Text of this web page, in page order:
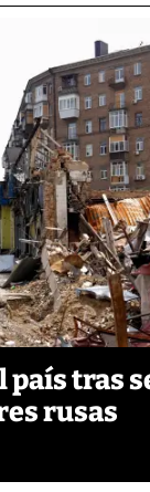
país tras
rusas